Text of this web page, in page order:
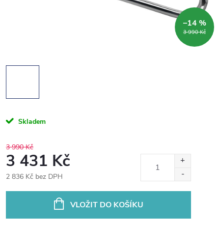
3 990 Kč
–14 %
Skladem
3 990 Kč
3 431 Kč
2 836 Kč bez DPH
VLOŽIT DO KOŠÍKU